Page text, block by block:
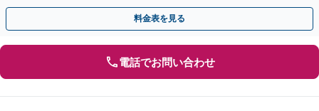
談可能】
料金表を見る
電話でお問い合わせ